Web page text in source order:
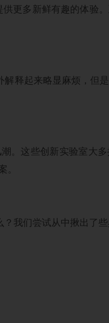
更多新鲜有趣的体验
释起来略显麻烦，但
。这些创新实验室大
。
我们尝试从中揪出了些